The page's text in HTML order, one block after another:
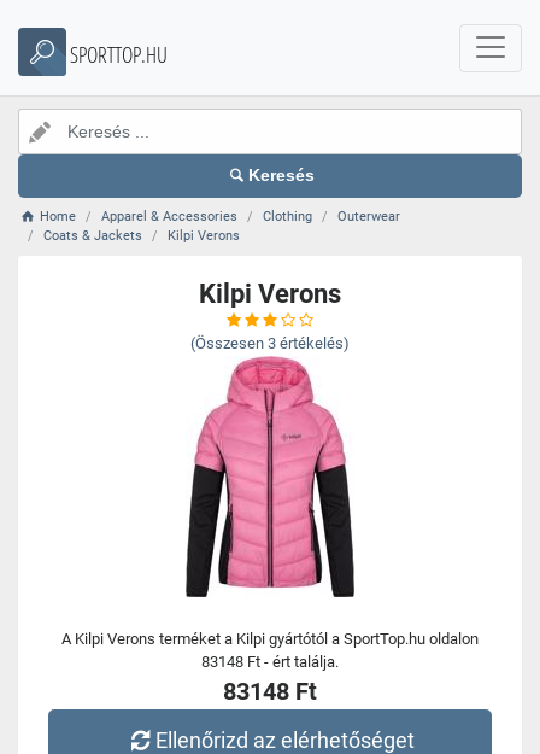
SPORTTOP.HU
Keresés
Home Apparel & Accessories Clothing
Outerwear
Coats & Jackets
Kilpi Verons
Kilpi Verons
(Összesen 3 értékelés)
A Kilpi Verons terméket a Kilpi gyártótól a SportTop.hu oldalon
83148 Ft - ért találja.
83148 Ft
Ellenőrizd az elérhetőséget